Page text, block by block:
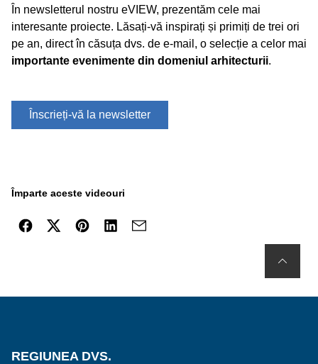
În newsletterul nostru eVIEW, prezentăm cele mai
interesante proiecte. Lăsați-vă inspirați și primiți de trei ori
pe an, direct în căsuța dvs. de e-mail, o selecție a celor mai
importante evenimente din domeniul arhitecturii.
Înscrieți-vă la newsletter
Împarte aceste videouri
REGIUNEA DVS.